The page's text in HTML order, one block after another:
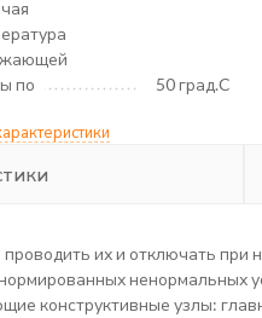
по
50 град.C
их и отключать при
ненормальных
конструктивные узлы: